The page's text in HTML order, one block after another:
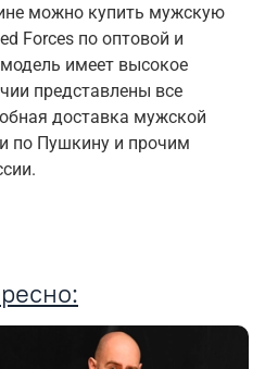
можно купить мужскую
Forces по оптовой и
имеет высокое
представлены все
доставка мужской
по Пушкину и прочим